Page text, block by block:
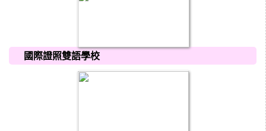
國際證照雙語學校